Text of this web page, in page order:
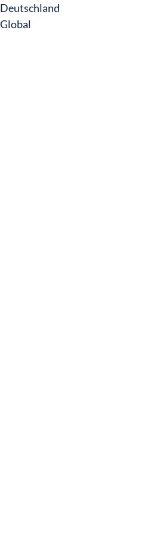
Deutschland
Global